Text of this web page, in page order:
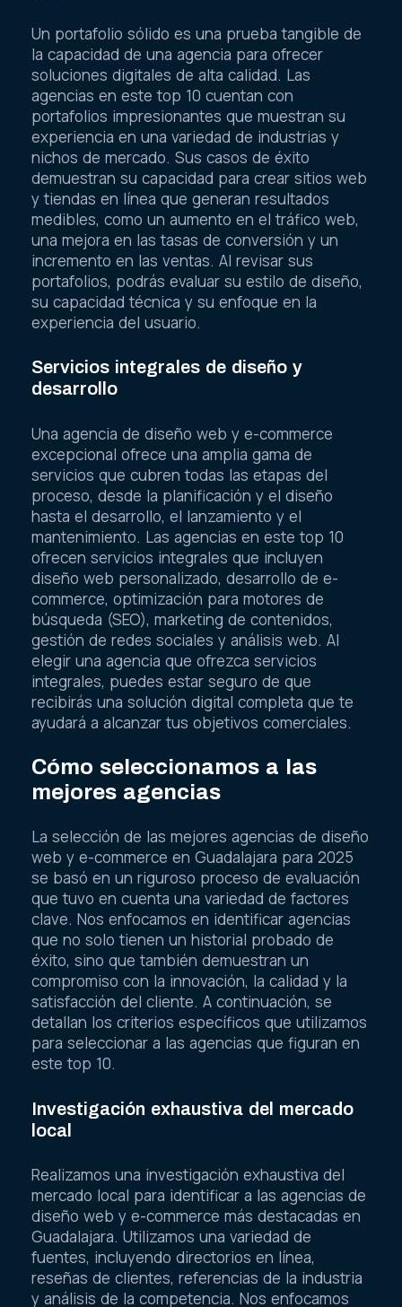
Un portafolio sólido es una prueba tangible de
la capacidad de una agencia para ofrecer
soluciones digitales de alta calidad. Las
agencias en este top 10 cuentan con
portafolios impresionantes que muestran su
experiencia en una variedad de industrias y
nichos de mercado. Sus casos de éxito
demuestran su capacidad para crear sitios web
y tiendas en línea que generan resultados
medibles, como un aumento en el tráfico web,
una mejora en las tasas de conversión y un
incremento en las ventas. Al revisar sus
portafolios, podrás evaluar su estilo de diseño,
su capacidad técnica y su enfoque en la
experiencia del usuario.
Servicios integrales de diseño y
desarrollo
Una agencia de diseño web y e-commerce
excepcional ofrece una amplia gama de
servicios que cubren todas las etapas del
proceso, desde la planificación y el diseño
hasta el desarrollo, el lanzamiento y el
mantenimiento. Las agencias en este top 10
ofrecen servicios integrales que incluyen
diseño web personalizado, desarrollo de e-
commerce, optimización para motores de
búsqueda (SEO), marketing de contenidos,
gestión de redes sociales y análisis web. Al
elegir una agencia que ofrezca servicios
integrales, puedes estar seguro de que
recibirás una solución digital completa que te
ayudará a alcanzar tus objetivos comerciales.
Cómo seleccionamos a las
mejores agencias
La selección de las mejores agencias de diseño
web y e-commerce en Guadalajara para 2025
se basó en un riguroso proceso de evaluación
que tuvo en cuenta una variedad de factores
clave. Nos enfocamos en identificar agencias
que no solo tienen un historial probado de
éxito, sino que también demuestran un
compromiso con la innovación, la calidad y la
satisfacción del cliente. A continuación, se
detallan los criterios específicos que utilizamos
para seleccionar a las agencias que figuran en
este top 10.
Investigación exhaustiva del mercado
local
Realizamos una investigación exhaustiva del
mercado local para identificar a las agencias de
diseño web y e-commerce más destacadas en
Guadalajara. Utilizamos una variedad de
fuentes, incluyendo directorios en línea,
reseñas de clientes, referencias de la industria
y análisis de la competencia. Nos enfocamos